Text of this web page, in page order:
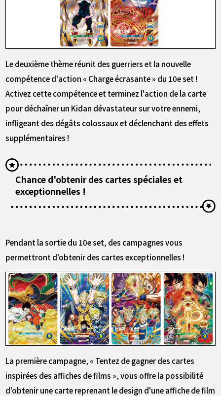
Le deuxième thème réunit des guerriers et la nouvelle
compétence d'action « Charge écrasante » du 10e set !
Activez cette compétence et terminez l'action de la carte
pour déchaîner un Kidan dévastateur sur votre ennemi,
infligeant des dégâts colossaux et déclenchant des effets
supplémentaires !
Chance d'obtenir des cartes spéciales et
exceptionnelles !
Pendant la sortie du 10e set, des campagnes vous
permettront d'obtenir des cartes exceptionnelles !
La première campagne, « Tentez de gagner des cartes
inspirées des affiches de films », vous offre la possibilité
d'obtenir une carte reprenant le design d'une affiche de film